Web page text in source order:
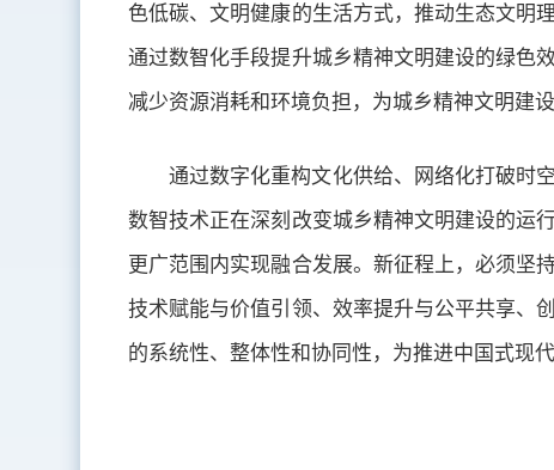
色低碳、文明健康的生活方式，推动生态文明
通过数智化手段提升城乡精神文明建设的绿色
减少资源消耗和环境负担，为城乡精神文明建
通过数字化重构文化供给、网络化打破时
数智技术正在深刻改变城乡精神文明建设的运
更广范围内实现融合发展。新征程上，必须坚
技术赋能与价值引领、效率提升与公平共享、
的系统性、整体性和协同性，为推进中国式现